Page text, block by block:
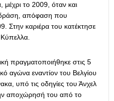
μέχρι το 2009, όταν και
απόφαση που
Στην καριέρα του κατέκτησε
πραγματοποιήθηκε στις 5
αγώνα εναντίον του Βελγίου
υπό τις οδηγίες του Άνχελ
αποχώρησή του από το